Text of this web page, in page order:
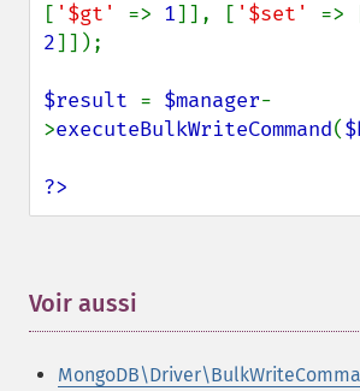
[ '$gt' => 1]], [ '$set' =>
2]]);
$result = $manager-
>executeBulkWriteCommand(
?>
Voir aussi